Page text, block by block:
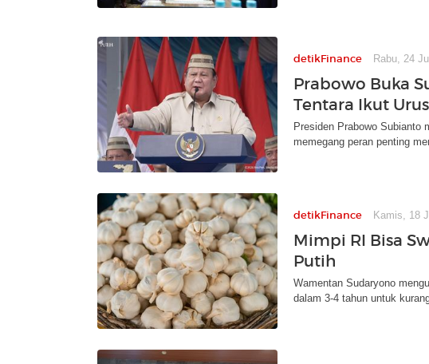
detikFinance Rabu, 24
Prabowo Buka
Tentara Ikut
Presiden Prabowo Subianto
memegang peran penting
detikFinance Kamis, 18
Mimpi RI Bisa
Putih
Wamentan Sudaryono
dalam 3-4 tahun untuk